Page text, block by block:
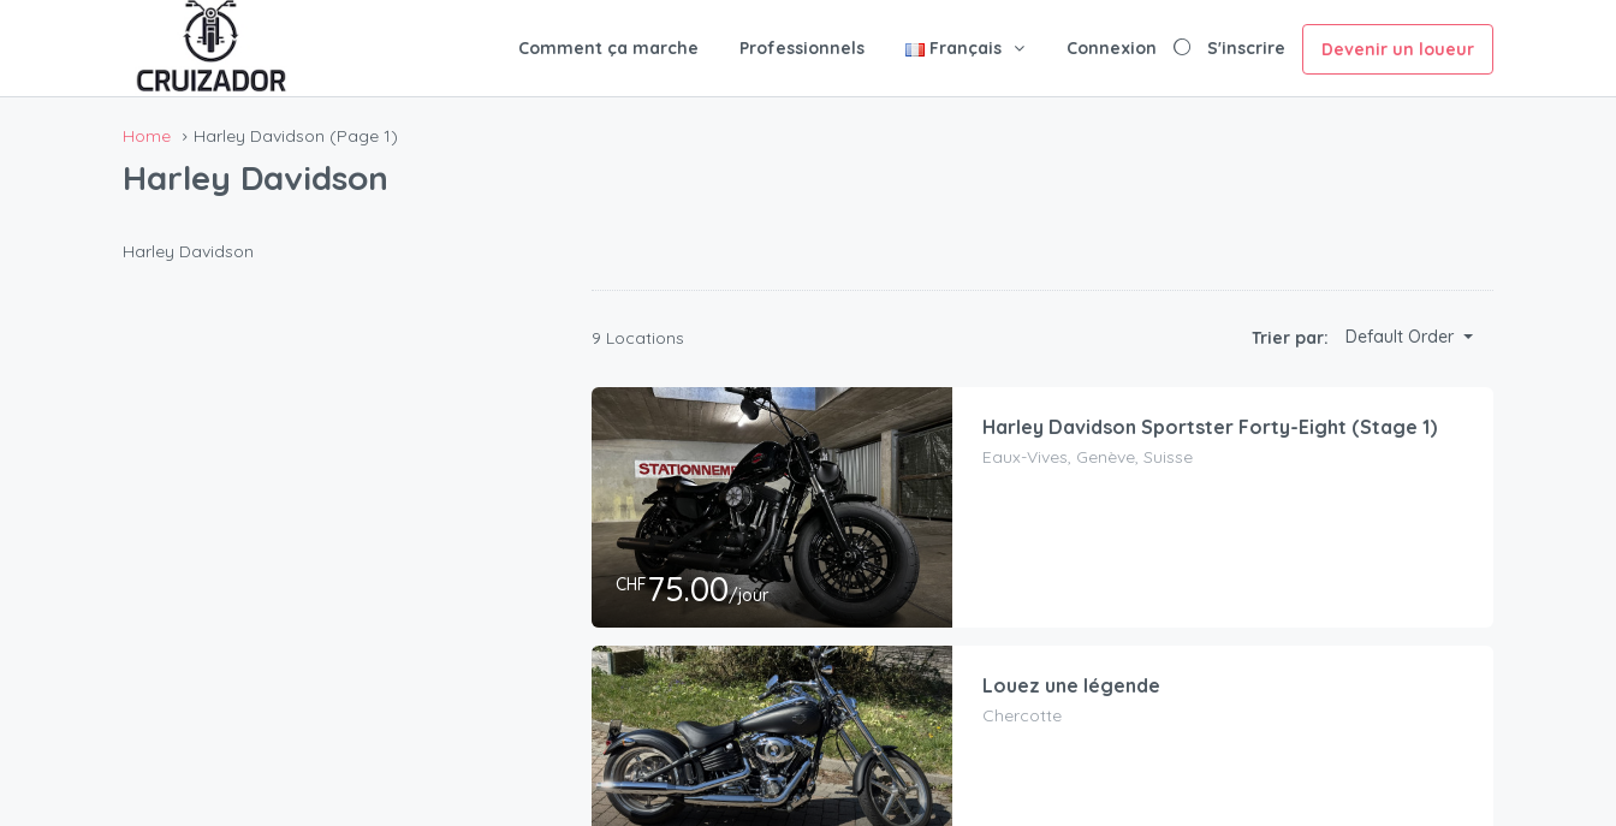
Comment ça marche Professionnels Français Connexion S'inscrire Devenir un loueur
Home Harley Davidson (Page 1)
Harley Davidson
Harley Davidson
9 Locations Trier par: Default Order
CHF75.00/jour
Harley Davidson Sportster Forty-Eight (Stage 1)
Eaux-Vives, Genève, Suisse
Louez une légende
Chercotte